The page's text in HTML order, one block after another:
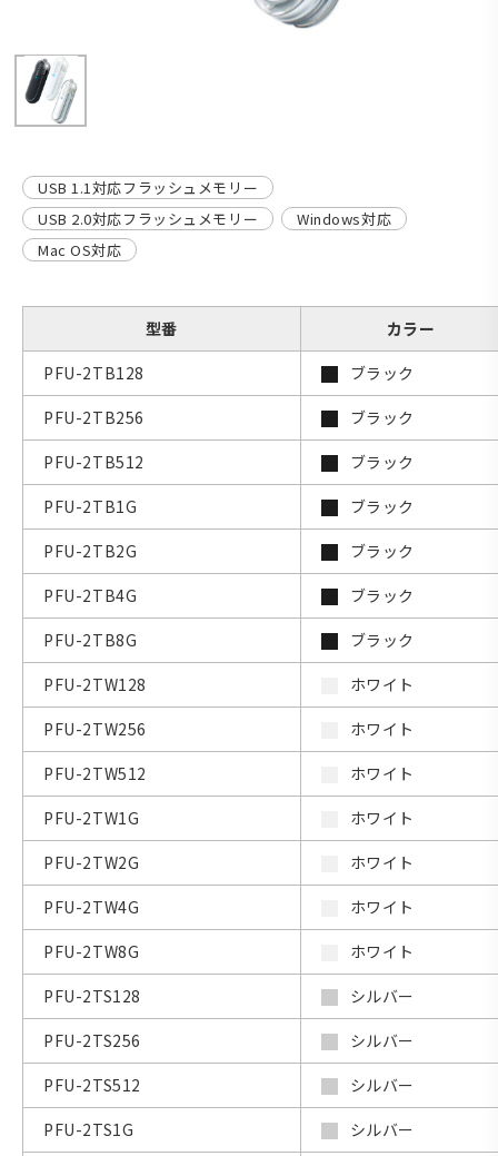
USB 1.1対応フラッシュメモリー
USB 2.0対応フラッシュメモリー
Windows対応
Mac OS対応
型番
カラー
PFU-2TB128
ブラック
PFU-2TB256
ブラック
PFU-2TB512
ブラック
PFU-2TB1G
ブラック
PFU-2TB2G
ブラック
PFU-2TB4G
ブラック
PFU-2TB8G
ブラック
PFU-2TW128
ホワイト
PFU-2TW256
ホワイト
PFU-2TW512
ホワイト
PFU-2TW1G
ホワイト
PFU-2TW2G
ホワイト
PFU-2TW4G
ホワイト
PFU-2TW8G
ホワイト
PFU-2TS128
シルバー
PFU-2TS256
シルバー
PFU-2TS512
シルバー
PFU-2TS1G
シルバー